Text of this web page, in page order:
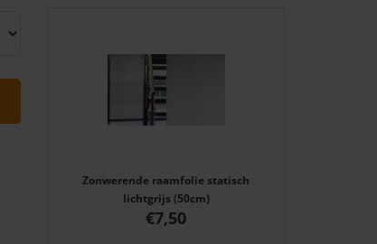
Zonwerende raamfolie statisch
lichtgrijs (50cm)
€7,50